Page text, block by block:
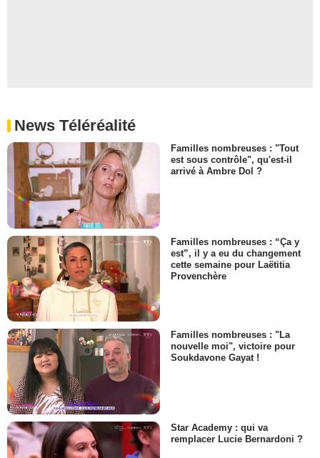
News Téléréalité
Familles nombreuses : "Tout
est sous contrôle", qu'est-il
arrivé à Ambre Dol ?
Familles nombreuses : “Ça y
est”, il y a eu du changement
cette semaine pour Laëtitia
Provenchère
Familles nombreuses : "La
nouvelle moi", victoire pour
Soukdavone Gayat !
Star Academy : qui va
remplacer Lucie Bernardoni ?